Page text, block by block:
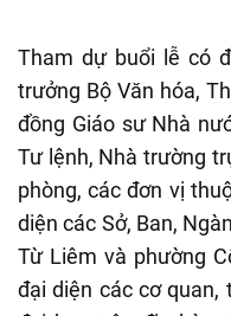
Tham dự buổi lễ có
trưởng Bộ Văn hóa,
đồng Giáo sư Nhà
Tư lệnh, Nhà trường
phòng, các đơn vị
diện các Sở, Ban,
Từ Liêm và phường
đại diện các cơ